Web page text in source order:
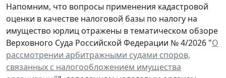
Напомним, что вопросы применения кадастровой
оценки в качестве налоговой базы по налогу на
имущество юрлиц отражены в тематическом обзоре
Верховного Суда Российской Федерации № 4/2026 "О
рассмотрении арбитражными судами споров,
связанных с налогообложением имущества